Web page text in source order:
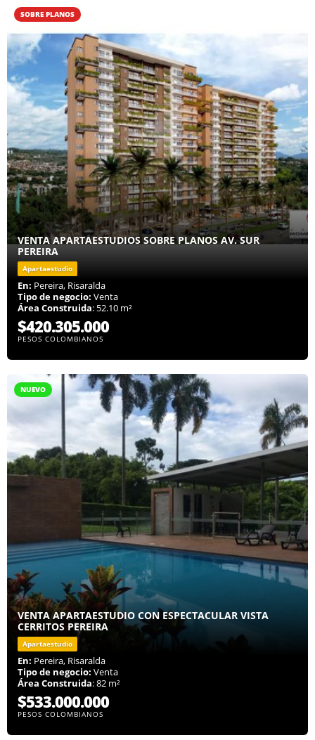
SOBRE PLANOS
VENTA APARTAESTUDIOS SOBRE PLANOS AV. SUR
PEREIRA
Apartaestudio
En: Pereira, Risaralda
Tipo de negocio: Venta
Área Construida: 52.10 m²
$420.305.000
PESOS COLOMBIANOS
NUEVO
VENTA APARTAESTUDIO CON ESPECTACULAR VISTA
CERRITOS PEREIRA
Apartaestudio
En: Pereira, Risaralda
Tipo de negocio: Venta
Área Construida: 82 m²
$533.000.000
PESOS COLOMBIANOS